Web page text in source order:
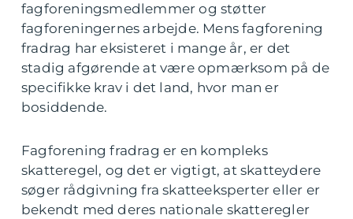
fagforeningsmedlemmer og støtter
fagforeningernes arbejde. Mens fagforening
fradrag har eksisteret i mange år, er det
stadig afgørende at være opmærksom på de
specifikke krav i det land, hvor man er
bosiddende.
Fagforening fradrag er en kompleks
skatteregel, og det er vigtigt, at skatteydere
søger rådgivning fra skatteeksperter eller er
bekendt med deres nationale skatteregler